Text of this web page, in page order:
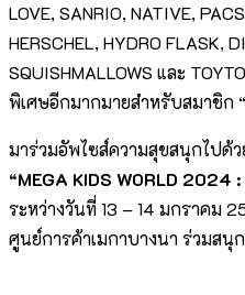
LOVE, SANRIO, NATIVE,
HERSCHEL, HYDRO FLASK,
SQUISHMALLOWS และ
พิเศษอีกมากมายสำหรับสมาชิก
มาร่วมอัพไซส์ความสุขสนุกไปด้
“MEGA KIDS WORLD 2024 :
ระหว่างวันที่ 13 – 14 มกราคม
ศูนย์การค้าเมกาบางนา ร่วมสนุ